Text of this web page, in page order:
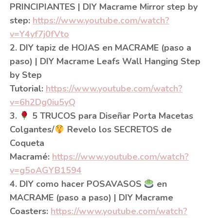
PRINCIPIANTES | DIY Macrame Mirror step by
step: https://www.youtube.com/watch?
v=Y4yf7j0fVto
2. DIY tapiz de HOJAS en MACRAME (paso a
paso) | DIY Macrame Leafs Wall Hanging Step
by Step
Tutorial: https://www.youtube.com/watch?
v=6h2Dg0iu5yQ
3.
5 TRUCOS para Diseñar Porta Macetas
Colgantes/
Revelo los SECRETOS de
Coqueta
Macramé: https://www.youtube.com/watch?
v=g5oAGYB1594
4. DIY como hacer POSAVASOS
en
MACRAME (paso a paso) | DIY Macrame
Coasters: https://www.youtube.com/watch?